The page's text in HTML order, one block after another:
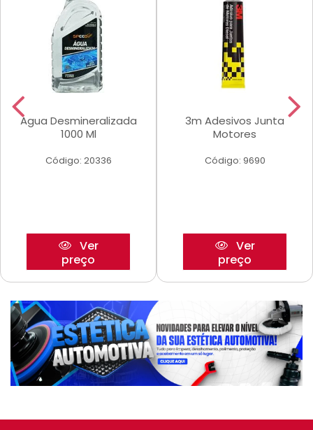
Agua Desmineralizada
1000 Ml
Código: 20336
Ver
preço
3m Adesivos Junta
Motores
Código: 9690
Ver
preço